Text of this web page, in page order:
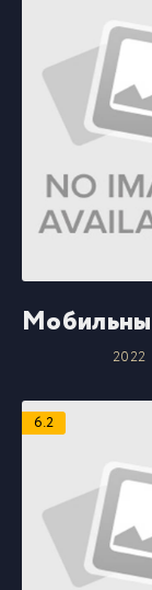
2022
6.2